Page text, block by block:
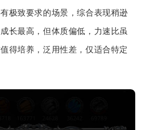
极致要求的场景，综合表现稍逊
长最高，但体质偏低，力速比虽
得培养，泛用性差，仅适合特定